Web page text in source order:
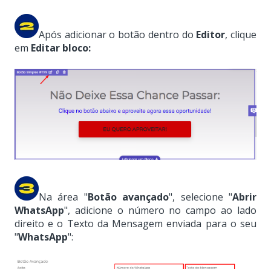
Após adicionar o botão dentro do Editor, clique
em Editar bloco:
Na área "Botão avançado", selecione "Abrir
WhatsApp", adicione o número no campo ao lado
direito e o Texto da Mensagem enviada para o seu
"WhatsApp":